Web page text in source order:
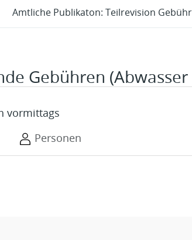
Amtliche Publikaton: Teilrevision
Gebühren
vormittags
Personen